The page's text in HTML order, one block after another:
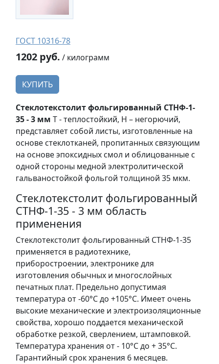
ГОСТ 10316-78
1202 руб. / килограмм
КУПИТЬ
Стеклотекстолит фольгированный СТНФ-1-
35 - 3 мм Т - теплостойкий, Н – негорючий,
представляет собой листы, изготовленные на
основе стеклотканей, пропитанных связующим
на основе эпоксидных смол и облицованные с
одной стороны медной электролитической
гальваностойкой фольгой толщиной 35 мкм.
Стеклотекстолит фольгированный
СТНФ-1-35 - 3 мм область
применения
Стеклотекстолит фольгированный СТНФ-1-35
применяется в радиотехнике,
приборостроении, электронике для
изготовления обычных и многослойных
печатных плат. Предельно допустимая
температура от -60°С до +105°С. Имеет очень
высокие механические и электроизоляционные
свойства, хорошо поддается механической
обработке резкой, сверлением, штамповкой.
Температура хранения от - 10°С до + 35°С.
Гарантийный срок хранения 6 месяцев.